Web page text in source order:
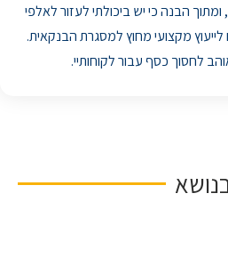
הבנה כי יש ביכולתי לעזור לאלפי
מקצועי מחוץ למסגרת הבנקאית.
לחסוך כסף עבור לקוחותיי.